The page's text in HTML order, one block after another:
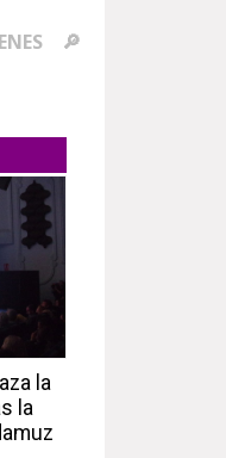
🔎
la
la